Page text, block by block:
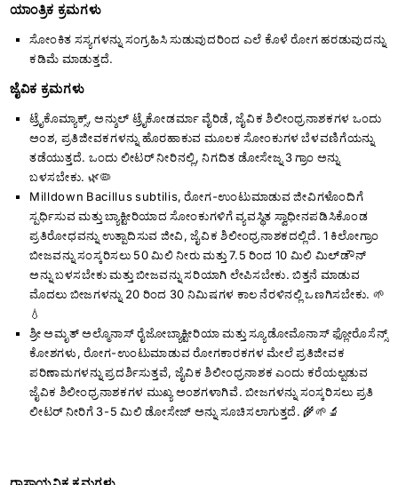
ಯಾಂತ್ರಿಕ ಕ್ರಮಗಳು
ಸೋಂಕಿತ ಸಸ್ಯಗಳನ್ನು ಸಂಗ್ರಹಿಸಿ ಸುಡುವುದರಿಂದ ಎಲೆ ಕೊಳೆ ರೋಗ ಹರಡುವುದನ್ನು
ಕಡಿಮೆ ಮಾಡುತ್ತದೆ.
ಜೈವಿಕ ಕ್ರಮಗಳು
ಟ್ರೈಕೊಮ್ಯಾಕ್ಸ್, ಅನ್ಶುಲ್ ಟ್ರೈಕೋಡರ್ಮಾ ವೈರಿಡೆ, ಜೈವಿಕ ಶಿಲೀಂಧ್ರನಾಶಕಗಳ ಒಂದು
ಅಂಶ, ಪ್ರತಿಜೀವಕಗಳನ್ನು ಹೊರಹಾಕುವ ಮೂಲಕ ಸೋಂಕುಗಳ ಬೆಳವಣಿಗೆಯನ್ನು
ತಡೆಯುತ್ತದೆ. ಒಂದು ಲೀಟರ್ ನೀರಿನಲ್ಲಿ, ನಿಗದಿತ ಡೋಸೇಜ್ನ 3 ಗ್ರಾಂ ಅನ್ನು
ಬಳಸಬೇಕು. 🌿🦠
Milldown Bacillus subtilis, ರೋಗ-ಉಂಟುಮಾಡುವ ಜೀವಿಗಳೊಂದಿಗೆ
ಸ್ಪರ್ಧಿಸುವ ಮತ್ತು ಬ್ಯಾಕ್ಟೀರಿಯಾದ ಸೋಂಕುಗಳಿಗೆ ವ್ಯವಸ್ಥಿತ ಸ್ವಾಧೀನಪಡಿಸಿಕೊಂಡ
ಪ್ರತಿರೋಧವನ್ನು ಉತ್ಪಾದಿಸುವ ಜೀವಿ, ಜೈವಿಕ ಶಿಲೀಂಧ್ರನಾಶಕದಲ್ಲಿದೆ. 1 ಕಿಲೋಗ್ರಾಂ
ಬೀಜವನ್ನು ಸಂಸ್ಕರಿಸಲು 50 ಮಿಲಿ ನೀರು ಮತ್ತು 7.5 ರಿಂದ 10 ಮಿಲಿ ಮಿಲ್‌ಡೌನ್
ಅನ್ನು ಬಳಸಬೇಕು ಮತ್ತು ಬೀಜವನ್ನು ಸರಿಯಾಗಿ ಲೇಪಿಸಬೇಕು. ಬಿತ್ತನೆ ಮಾಡುವ
ಮೊದಲು ಬೀಜಗಳನ್ನು 20 ರಿಂದ 30 ನಿಮಿಷಗಳ ಕಾಲ ನೆರಳಿನಲ್ಲಿ ಒಣಗಿಸಬೇಕು. 🌱
💧
ಶ್ರೀ ಅಮೃತ್ ಅಲ್ಮೊನಾಸ್ ರೈಜೋಬ್ಯಾಕ್ಟೀರಿಯಾ ಮತ್ತು ಸ್ಯೂಡೋಮೊನಾಸ್ ಫ್ಲೋರೊಸೆನ್ಸ್
ಕೋಶಗಳು, ರೋಗ-ಉಂಟುಮಾಡುವ ರೋಗಕಾರಕಗಳ ಮೇಲೆ ಪ್ರತಿಜೀವಕ
ಪರಿಣಾಮಗಳನ್ನು ಪ್ರದರ್ಶಿಸುತ್ತವೆ, ಜೈವಿಕ ಶಿಲೀಂಧ್ರನಾಶಕ ಎಂದು ಕರೆಯಲ್ಪಡುವ
ಜೈವಿಕ ಶಿಲೀಂಧ್ರನಾಶಕಗಳ ಮುಖ್ಯ ಅಂಶಗಳಾಗಿವೆ. ಬೀಜಗಳನ್ನು ಸಂಸ್ಕರಿಸಲು ಪ್ರತಿ
ಲೀಟರ್ ನೀರಿಗೆ 3-5 ಮಿಲಿ ಡೋಸೇಜ್ ಅನ್ನು ಸೂಚಿಸಲಾಗುತ್ತದೆ. 🌾🌱🔬